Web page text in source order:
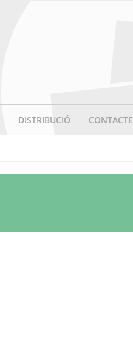
DISTRIBUCIÓ CONTACTE